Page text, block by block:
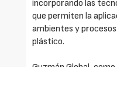
incorporando las
que permiten la
ambientes y
plástico.
Guzmán Global,